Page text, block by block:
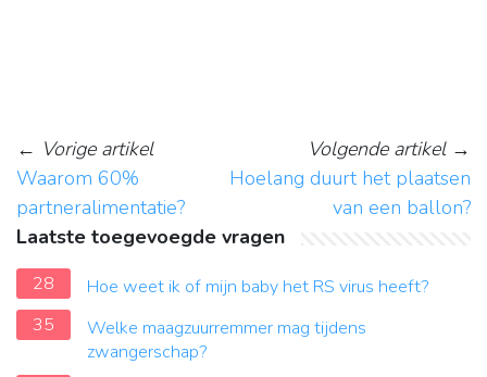
← Vorige artikel
Waarom 60%
partneralimentatie?
Volgende artikel→
Hoelang duurt het plaatsen
van een ballon?
Laatste toegevoegde vragen
28
Hoe weet ik of mijn baby het RS virus heeft?
35
Welke maagzuurremmer mag tijdens
zwangerschap?